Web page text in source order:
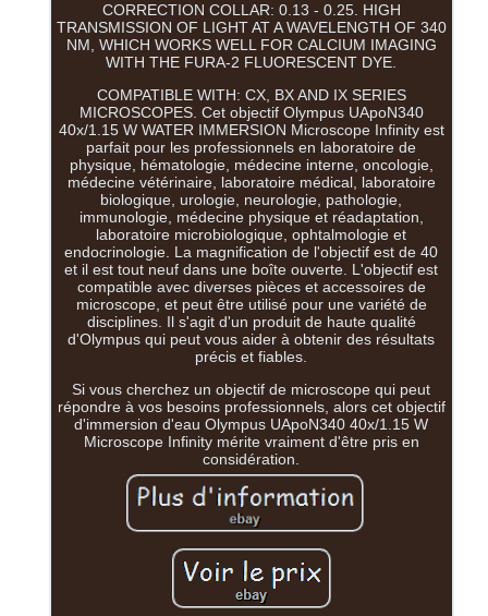
CORRECTION COLLAR: 0.13 - 0.25. HIGH
TRANSMISSION OF LIGHT AT A WAVELENGTH OF 340
NM, WHICH WORKS WELL FOR CALCIUM IMAGING
WITH THE FURA-2 FLUORESCENT DYE.
COMPATIBLE WITH: CX, BX AND IX SERIES
MICROSCOPES. Cet objectif Olympus UApoN340
40x/1.15 W WATER IMMERSION Microscope Infinity est
parfait pour les professionnels en laboratoire de
physique, hématologie, médecine interne, oncologie,
médecine vétérinaire, laboratoire médical, laboratoire
biologique, urologie, neurologie, pathologie,
immunologie, médecine physique et réadaptation,
laboratoire microbiologique, ophtalmologie et
endocrinologie. La magnification de l'objectif est de 40
et il est tout neuf dans une boîte ouverte. L'objectif est
compatible avec diverses pièces et accessoires de
microscope, et peut être utilisé pour une variété de
disciplines. Il s'agit d'un produit de haute qualité
d'Olympus qui peut vous aider à obtenir des résultats
précis et fiables.
Si vous cherchez un objectif de microscope qui peut
répondre à vos besoins professionnels, alors cet objectif
d'immersion d'eau Olympus UApoN340 40x/1.15 W
Microscope Infinity mérite vraiment d'être pris en
considération.